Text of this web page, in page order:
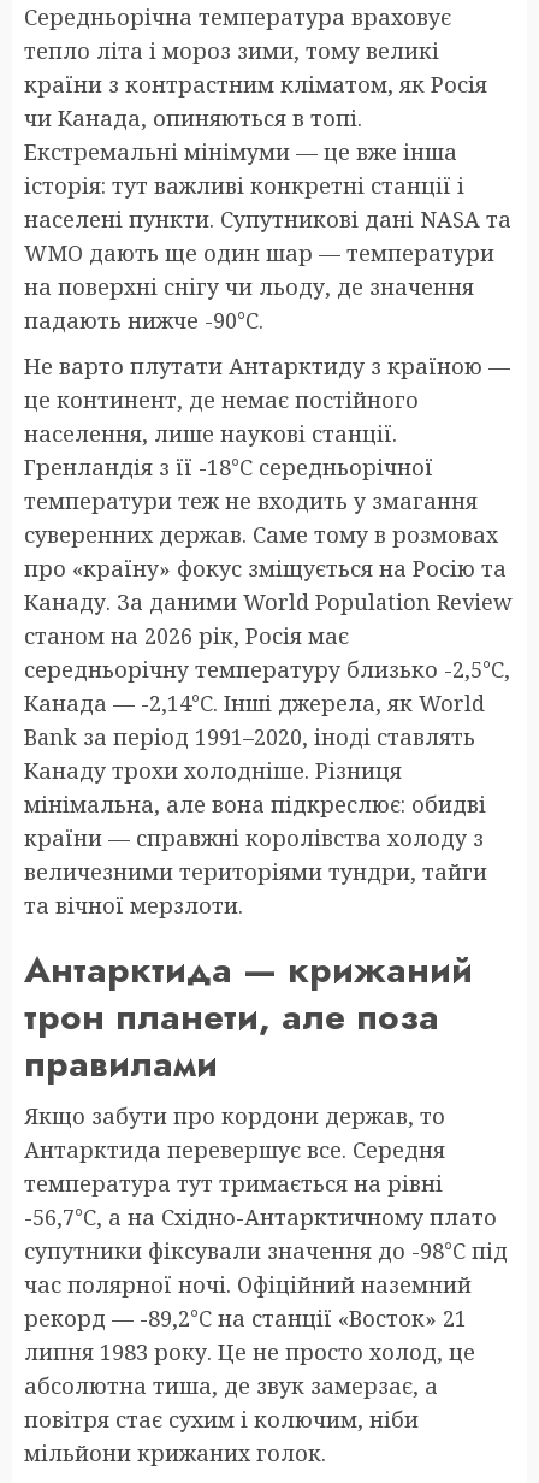
Середньорічна температура враховує
тепло літа і мороз зими, тому великі
країни з контрастним кліматом, як Росія
чи Канада, опиняються в топі.
Екстремальні мінімуми — це вже інша
історія: тут важливі конкретні станції і
населені пункти. Супутникові дані NASA та
WMO дають ще один шар — температури
на поверхні снігу чи льоду, де значення
падають нижче -90°C.
Не варто плутати Антарктиду з країною —
це континент, де немає постійного
населення, лише наукові станції.
Гренландія з її -18°C середньорічної
температури теж не входить у змагання
суверенних держав. Саме тому в розмовах
про «країну» фокус зміщується на Росію та
Канаду. За даними World Population Review
станом на 2026 рік, Росія має
середньорічну температуру близько -2,5°C,
Канада — -2,14°C. Інші джерела, як World
Bank за період 1991–2020, іноді ставлять
Канаду трохи холодніше. Різниця
мінімальна, але вона підкреслює: обидві
країни — справжні королівства холоду з
величезними територіями тундри, тайги
та вічної мерзлоти.
Антарктида — крижаний
трон планети, але поза
правилами
Якщо забути про кордони держав, то
Антарктида перевершує все. Середня
температура тут тримається на рівні
-56,7°C, а на Східно-Антарктичному плато
супутники фіксували значення до -98°C під
час полярної ночі. Офіційний наземний
рекорд — -89,2°C на станції «Восток» 21
липня 1983 року. Це не просто холод, це
абсолютна тиша, де звук замерзає, а
повітря стає сухим і колючим, ніби
мільйони крижаних голок.